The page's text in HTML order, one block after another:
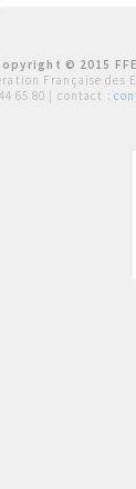
© 2015
Française des
65 80 | contact :